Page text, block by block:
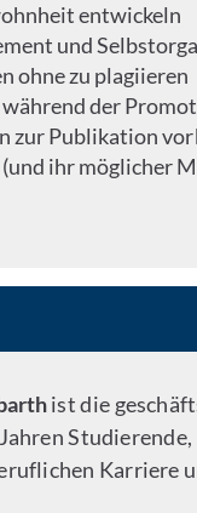
entwickeln
und
ohne zu plagiieren
der
zur Publikation
ihr möglicher
ist die
Karriere